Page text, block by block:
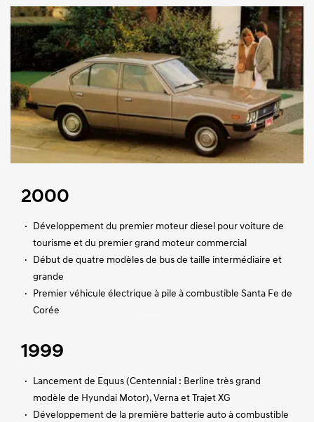
2000
·· Développement du premier moteur diesel pour voiture de
tourisme et du premier grand moteur commercial
· Début de quatre modèles de bus de taille intermédiaire et
grande
· Premier véhicule électrique à pile à combustible Santa Fe de
Corée
1999
· Lancement de Equus (Centennial : Berline très grand
modèle de Hyundai Motor), Verna et Trajet XG
· Développement de la première batterie auto à combustible